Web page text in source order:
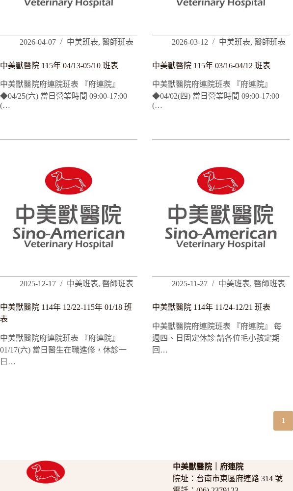
2026-04-07 中美班表, 醫師班表
中美獸醫院 115年 04/13-05/10 班表
中美獸醫院府連院班表 『府連院』
◆04/25(六) 當日營業時間 09:00-17:00
(…
2026-03-12 中美班表, 醫師班表
中美獸醫院 115年 03/16-04/12 班表
中美獸醫院府連院班表 『府連院』
◆04/02(四) 當日營業時間 09:00-17:00
(…
2025-12-17 中美班表, 醫師班表
中美獸醫院 114年 12/22-115年 01/18 班
表
中美獸醫院府連院班表 『府連院』
01/17(六) 當日醫生在職進修，休診一
日…
2025-11-27 中美班表, 醫師班表
中美獸醫院 114年 11/24-12/21 班表
中美獸醫院府連院班表 『府連院』 每
週四、日固定休診 請各位毛小孩定期
回…
1
中美獸醫院｜府連院
院址： 台南市東區府連路 314 號